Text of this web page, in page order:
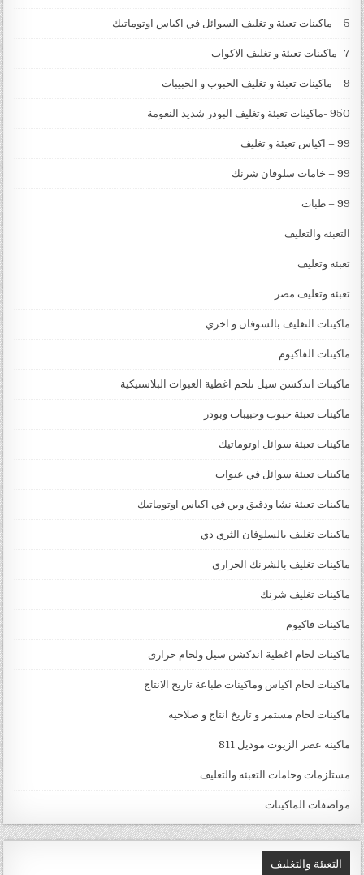
5 – ماكينات تعبئة و تغليف السوائل في اكياس اوتوماتيك
7 -ماكينات تعبئة و تغليف الاكواب
9 – ماكينات تعبئة و تغليف الحبوب و الحبيبات
950 -ماكينات تعبئة وتغليف البودر شديد النعومة
99 – اكياس تعبئة و تغليف
99 – خامات سلوفان شرنك
99 – طبات
التعبئة والتغليف
تعبئة وتغليف
تعبئة وتغليف مصر
ماكينات التغليف بالسوفان و اخري
ماكينات الفاكيوم
ماكينات اندكشن سيل تلحم اغطية العبوات البلاستيكية
ماكينات تعبئة حبوب وحبيبات وبودر
ماكينات تعبئة سوائل اوتوماتيك
ماكينات تعبئة سوائل في عبوات
ماكينات تعبئة نشا ودقيق وبن في اكياس اوتوماتيك
ماكينات تغليف بالسلوفان الثري دي
ماكينات تغليف بالشرنك الحراري
ماكينات تغليف شرنك
ماكينات فاكيوم
ماكينات لحام اغطية اندكشن سيل ولحام حرارى
ماكينات لحام اكياس وماكينات طباعة تاريخ الانتاج
ماكينات لحام مستمر و تاريخ انتاج و صلاحيه
ماكينة عصر الزيوت موديل 811
مستلزمات وخامات التعبئة والتغليف
مواصفات الماكينات
التعبئة والتغليف